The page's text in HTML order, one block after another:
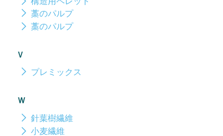
藁のパルプ
藁のパルプ
V
プレミックス
W
針葉樹繊維
小麦繊維